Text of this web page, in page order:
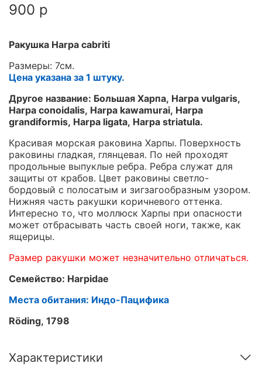
900 р
Ракушка Harpa cabriti
Размеры: 7см.
Цена указана за 1 штуку.
Другое название: Большая Харпа, Harpa vulgaris,
Harpa conoidalis, Harpa kawamurai, Harpa
grandiformis, Harpa ligata, Harpa striatula.
Красивая морская раковина Харпы. Поверхность
раковины гладкая, глянцевая. По ней проходят
продольные выпуклые ребра. Ребра служат для
защиты от крабов. Цвет раковины светло-
бордовый с полосатым и зигзагообразным узором.
Нижняя часть ракушки коричневого оттенка.
Интересно то, что моллюск Харпы при опасности
может отбрасывать часть своей ноги, также, как
ящерицы.
Размер ракушки может незначительно отличаться.
Семейство: Harpidae
Места обитания: Индо-Пацифика
Röding, 1798
Характеристики